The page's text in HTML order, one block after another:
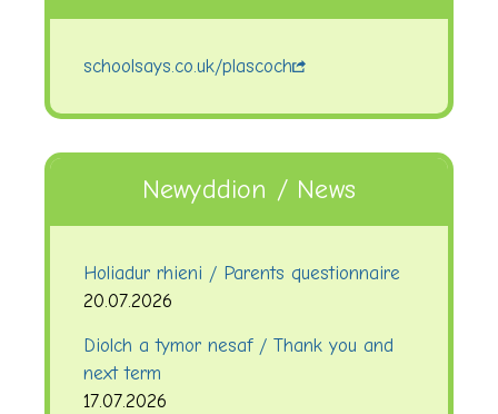
schoolsays.co.uk/plascoch
Newyddion / News
Holiadur rhieni / Parents questionnaire
20.07.2026
Diolch a tymor nesaf / Thank you and
next term
17.07.2026